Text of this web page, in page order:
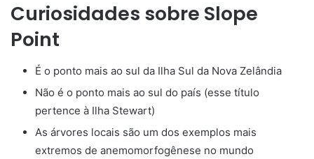
Curiosidades sobre Slope
Point
É o ponto mais ao sul da Ilha Sul da Nova Zelândia
Não é o ponto mais ao sul do país (esse título
pertence à Ilha Stewart)
As árvores locais são um dos exemplos mais
extremos de anemomorfogênese no mundo